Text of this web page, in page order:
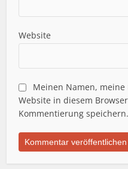
Website
Meinen Namen,
Website in diesem
Kommentierung speichern.